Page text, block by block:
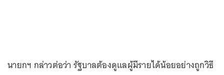
นายกฯ กล่าวต่อว่า รัฐบาลต้องดูแลผู้มีรายได้น้อยอย่างถูกวิธี